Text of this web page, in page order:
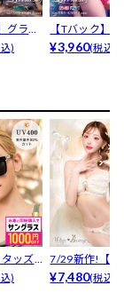
グラマ
ー...
)
【Tバック】
est】ゴージャ
¥3,960(税込)
ッズ
)
7/29新作!【明
キララプロデ
¥7,480(税込)